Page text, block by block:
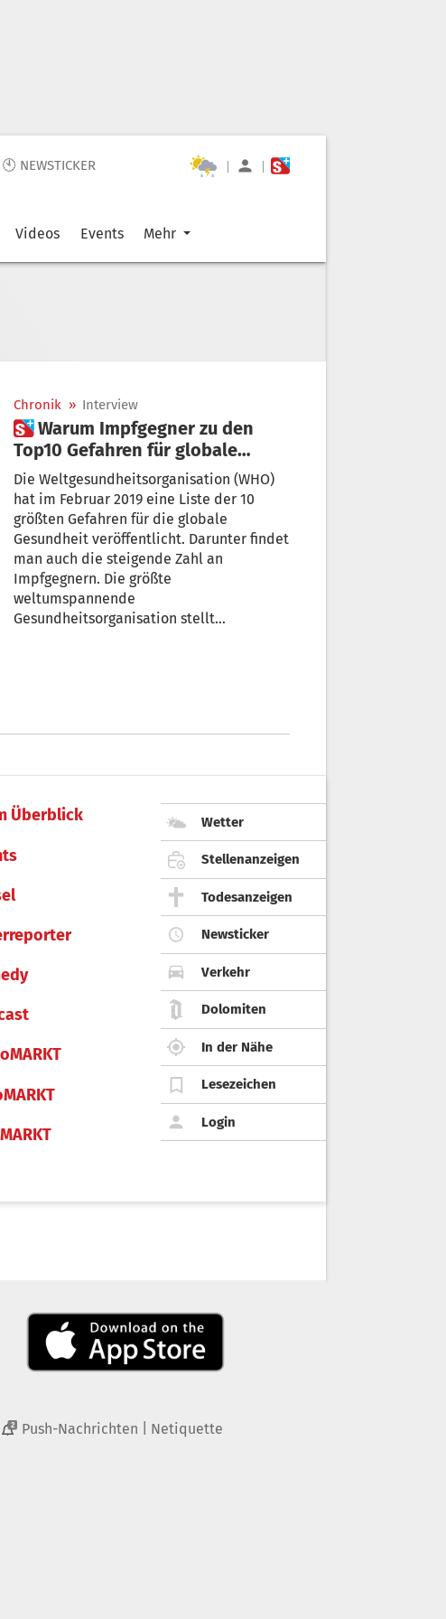
🕙 NEWSTICKER | |
Videos Events Mehr
Chronik » Interview
 Warum Impfgegner zu den
Top10 Gefahren für globale
Gesundheit zählen
Die Weltgesundheitsorganisation (WHO)
hat im Februar 2019 eine Liste der 10
größten Gefahren für die globale
Gesundheit veröffentlicht. Darunter findet
man auch die steigende Zahl an
Impfgegnern. Die größte
weltumspannende
Gesundheitsorganisation stellt
Allgemein- und Tropenmediziner Dr.
gesprochen.
Überblick Wetter
Stellenanzeigen
Todesanzeigen
Newsticker
Verkehr
Dolomiten
In der Nähe
Lesezeichen
Login
2 Push-Nachrichten Netiquette